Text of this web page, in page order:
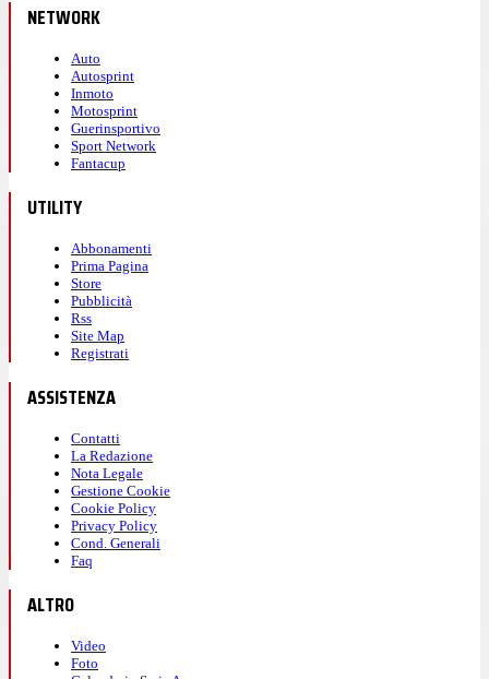
NETWORK
Auto
Autosprint
Inmoto
Motosprint
Guerinsportivo
Sport Network
Fantacup
UTILITY
Abbonamenti
Prima Pagina
Store
Pubblicità
Rss
Site Map
Registrati
ASSISTENZA
Contatti
La Redazione
Nota Legale
Gestione Cookie
Cookie Policy
Privacy Policy
Cond. Generali
Faq
ALTRO
Video
Foto